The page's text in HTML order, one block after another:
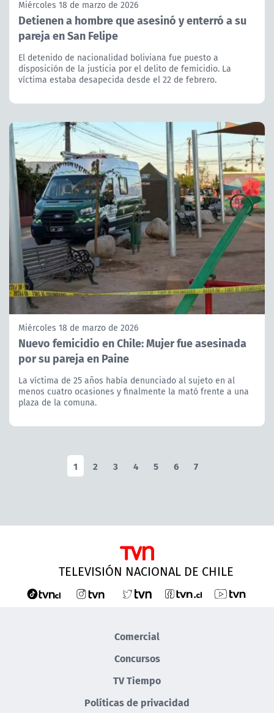
Miércoles 18 de marzo de 2026
Detienen a hombre que asesinó y enterró a su
pareja en San Felipe
El detenido de nacionalidad boliviana fue puesto a
disposición de la justicia por el delito de femicidio. La
víctima estaba desapecida desde el 22 de febrero.
Miércoles 18 de marzo de 2026
Nuevo femicidio en Chile: Mujer fue asesinada
por su pareja en Paine
La víctima de 25 años había denunciado al sujeto en al
menos cuatro ocasiones y finalmente la mató frente a una
plaza de la comuna.
1 2 3 4 5 6 7
TELEVISIÓN NACIONAL DE CHILE
Comercial
Concursos
TV Tiempo
Políticas de privacidad